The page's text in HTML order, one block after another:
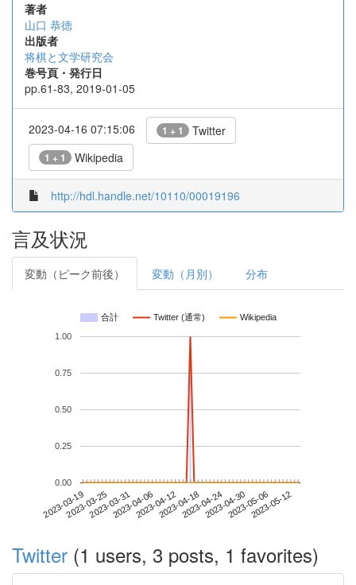
著者
山口 恭徳
出版者
将棋と文学研究会
巻号頁・発行日
pp.61-83, 2019-01-05
2023-04-16 07:15:06 1 + 1 Twitter
1 + 1 Wikipedia
http://hdl.handle.net/10110/00019196
言及状況
変動（ピーク前後） 変動（月別） 分布
合計 Twitter (通常) Wikipedia
2023-03-192023-03-252023-03-312023-04-062023-04-122023-04-182023-04-242023-04-302023-05-062023-05-12
0.00
0.25
0.50
0.75
1.00
Twitter (1 users, 3 posts, 1 favorites)